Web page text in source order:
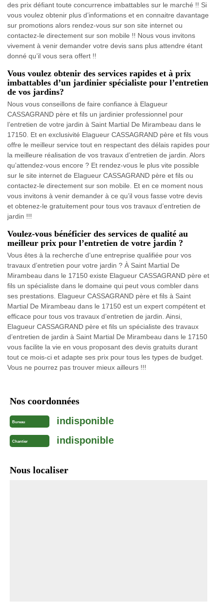
des prix défiant toute concurrence imbattables sur le marché !! Si
vous voulez obtenir plus d’informations et en connaitre davantage
sur promotions alors rendez-vous sur son site internet ou
contactez-le directement sur son mobile !! Nous vous invitons
vivement à venir demander votre devis sans plus attendre étant
donné qu’il vous sera offert !!
Vous voulez obtenir des services rapides et à prix
imbattables d’un jardinier spécialiste pour l’entretien
de vos jardins?
Nous vous conseillons de faire confiance à Elagueur
CASSAGRAND père et fils un jardinier professionnel pour
l’entretien de votre jardin à Saint Martial De Mirambeau dans le
17150. Et en exclusivité Elagueur CASSAGRAND père et fils vous
offre le meilleur service tout en respectant des délais rapides pour
la meilleure réalisation de vos travaux d’entretien de jardin. Alors
qu’attendez-vous encore ? Et rendez-vous le plus vite possible
sur le site internet de Elagueur CASSAGRAND père et fils ou
contactez-le directement sur son mobile. Et en ce moment nous
vous invitons à venir demander à ce qu’il vous fasse votre devis
et obtenez-le gratuitement pour tous vos travaux d’entretien de
jardin !!!
Voulez-vous bénéficier des services de qualité au
meilleur prix pour l’entretien de votre jardin ?
Vous êtes à la recherche d’une entreprise qualifiée pour vos
travaux d’entretien pour votre jardin ? À Saint Martial De
Mirambeau dans le 17150 existe Elagueur CASSAGRAND père et
fils un spécialiste dans le domaine qui peut vous combler dans
ses prestations. Elagueur CASSAGRAND père et fils à Saint
Martial De Mirambeau dans le 17150 est un expert compétent et
efficace pour tous vos travaux d’entretien de jardin. Ainsi,
Elagueur CASSAGRAND père et fils un spécialiste des travaux
d’entretien de jardin à Saint Martial De Mirambeau dans le 17150
vous facilite la vie en vous proposant des devis gratuits durant
tout ce mois-ci et adapte ses prix pour tous les types de budget.
Vous ne pourrez pas trouver mieux ailleurs !!!
Nos coordonnées
Bureau indisponible
Chantier indisponible
Nous localiser